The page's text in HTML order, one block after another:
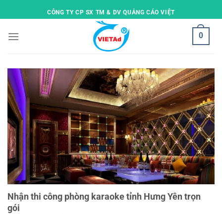
to
CÔNG TY CP SX TM & DV QUẢNG CÁO VIỆT
0
Nhận thi công phòng karaoke tỉnh Hưng Yên trọn
gói